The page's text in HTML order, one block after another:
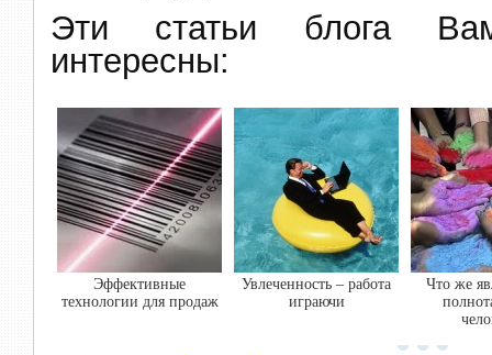
Эти статьи блога
интересны:
Эффективные
технологии для продаж
Увлеченность – работа
играючи
Что же